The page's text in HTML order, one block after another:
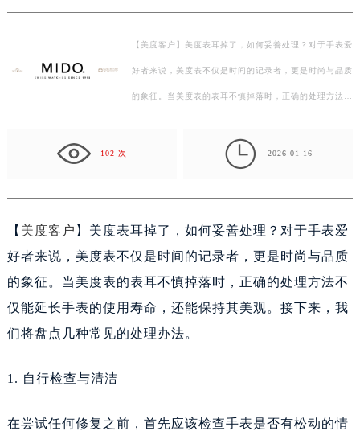
【美度客户】美度表耳掉了，如何妥善处理？对于手表爱
好者来说，美度表不仅是时间的记录者，更是时尚与品质
的象征。当美度表的表耳不慎掉落时，正确的处理方法不
102 次  2026-01-16
【 美度客户 】美度表耳掉了，如何妥善处理？对于手表爱
好者来说，美度表不仅是时间的记录者，更是时尚与品质
的象征。当美度表的表耳不慎掉落时，正确的处理方法不
仅能延长手表的使用寿命，还能保持其美观。接下来，我
们将盘点几种常见的处理办法。
1. 自行检查与清洁
在尝试任何修复之前，首先应该检查手表是否有松动的情